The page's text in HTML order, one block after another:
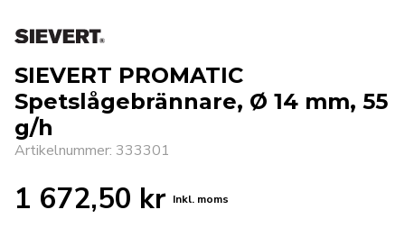
SIEVERT PROMATIC
Spetslågebrännare, Ø 14 mm, 55
g/h
Artikelnummer: 333301
1 672,50 kr Inkl. moms